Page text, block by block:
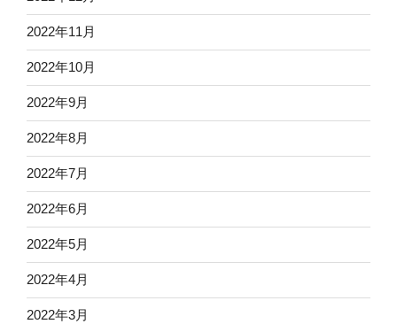
2022年11月
2022年10月
2022年9月
2022年8月
2022年7月
2022年6月
2022年5月
2022年4月
2022年3月